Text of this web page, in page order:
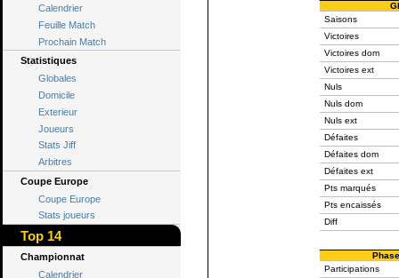
Calendrier
Feuille Match
Prochain Match
Statistiques
Globales
Domicile
Exterieur
Joueurs
Stats Jiff
Arbitres
Coupe Europe
Coupe Europe
Stats joueurs
Top 14
Championnat
Calendrier
Saisons
Victoires
Victoires dom
Victoires ext
Nuls
Nuls dom
Nuls ext
Défaites
Défaites dom
Défaites ext
Pts marqués
Pts encaissés
Diff
Participations